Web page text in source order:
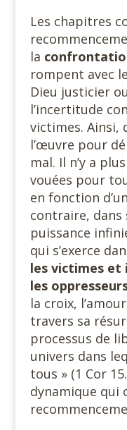
Les chapitres
la
rompent avec
Dieu justicier
l’incertitude
victimes. Ainsi,
l’œuvre pour
mal. Il n’y a
vouées pour
en fonction
contraire, dans
puissance
qui s’exerce
les victimes et
les
la croix,
travers sa
processus de
univers dans
tous » (1 Cor
dynamique qui